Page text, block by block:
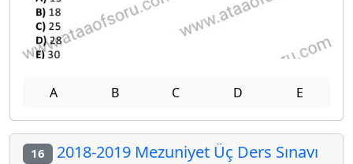
A B C D E
16 2018-2019 Mezuniyet Üç Ders Sınavı